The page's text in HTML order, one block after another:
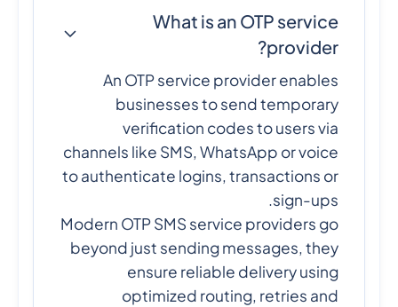
What is an OTP service
provider?
An OTP service provider enables
businesses to send temporary
verification codes to users via
channels like SMS, WhatsApp or voice
to authenticate logins, transactions or
sign-ups.
Modern OTP SMS service providers go
beyond just sending messages, they
ensure reliable delivery using
optimized routing, retries and